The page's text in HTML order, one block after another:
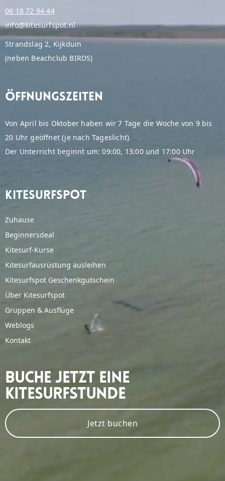
06 18 72 94 44
info@kitesurfspot.nl
Strandslag 2, Kijkduin
(neben Beachclub BIRDS)
Öffnungszeiten
Von April bis Oktober haben wir 7 Tage die Woche von 9 bis
20 Uhr geöffnet (je nach Tageslicht)
Der Unterricht beginnt um: 09:00, 13:00 und 17:00 Uhr
Kitesurfspot
Zuhause
Beginnersdeal
Kitesurf-Kurse
Kitesurfausrüstung ausleihen
Kitesurfspot Geschenkgutschein
Über Kitesurfspot
Gruppen & Ausflüge
Weblogs
Kontakt
Buche Jetzt Eine
Kitesurfstunde
Jetzt buchen